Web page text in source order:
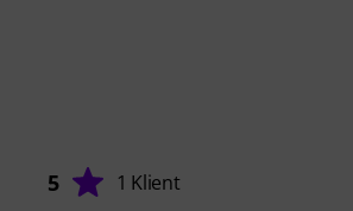
5 1 Klient